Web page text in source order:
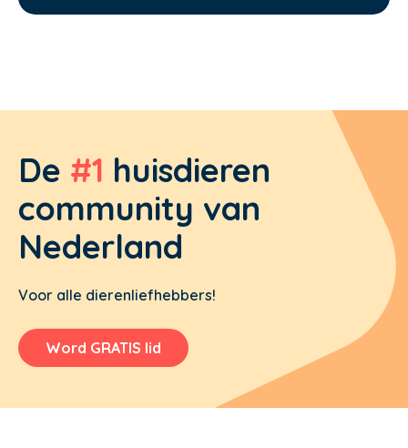
De #1 huisdieren
community van
Nederland
Voor alle dierenliefhebbers!
Word GRATIS lid